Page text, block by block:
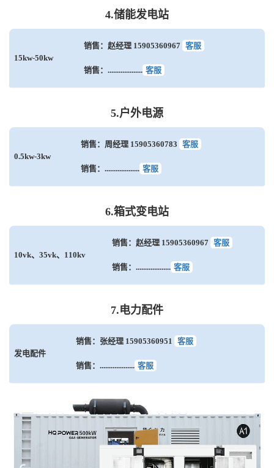
4.储能发电站
15kw-50kw
销售：赵经理 15905360967 客服
销售：................... 客服
5.户外电源
0.5kw-3kw
销售：周经理 15905360783 客服
销售：................... 客服
6.箱式变电站
10vk、35vk、110kv
销售：赵经理 15905360967 客服
销售：................... 客服
7.电力配件
发电配件
销售：张经理 15905360951 客服
销售：................... 客服